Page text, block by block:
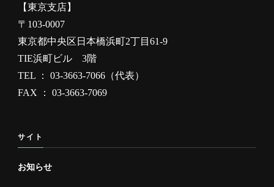
【東京支店】
〒103-0007
東京都中央区日本橋浜町2丁目61-9
TIE浜町ビル 3階
TEL ： 03-3663-7066（代表）
FAX ： 03-3663-7069
サイト
お知らせ